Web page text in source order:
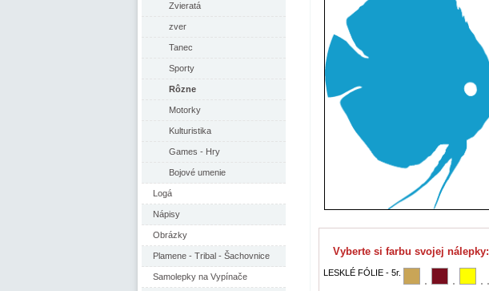
Zvieratá
zver
Tanec
Sporty
Rôzne
Motorky
Kulturistika
Games - Hry
Bojové umenie
Logá
Nápisy
Obrázky
Plamene - Tribal - Šachovnice
Samolepky na Vypínače
Vyberte si farbu svojej nálepky:
LESKLÉ FÓLIE - 5r.